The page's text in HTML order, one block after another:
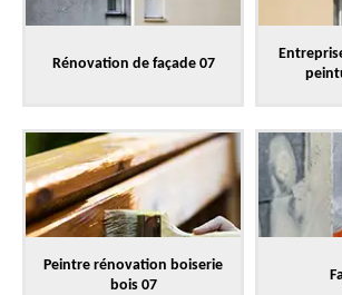
Rénovation de façade 07
Peintre rénovation boiserie
bois 07